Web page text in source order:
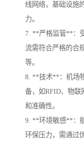
线网络，基础设施
力。
7. **严格监管**：
流需符合严格的合
等。
8. **技术**：机场
备，如RFID、物联
和准确性。
9. **环境敏感**：
环保压力，需通过